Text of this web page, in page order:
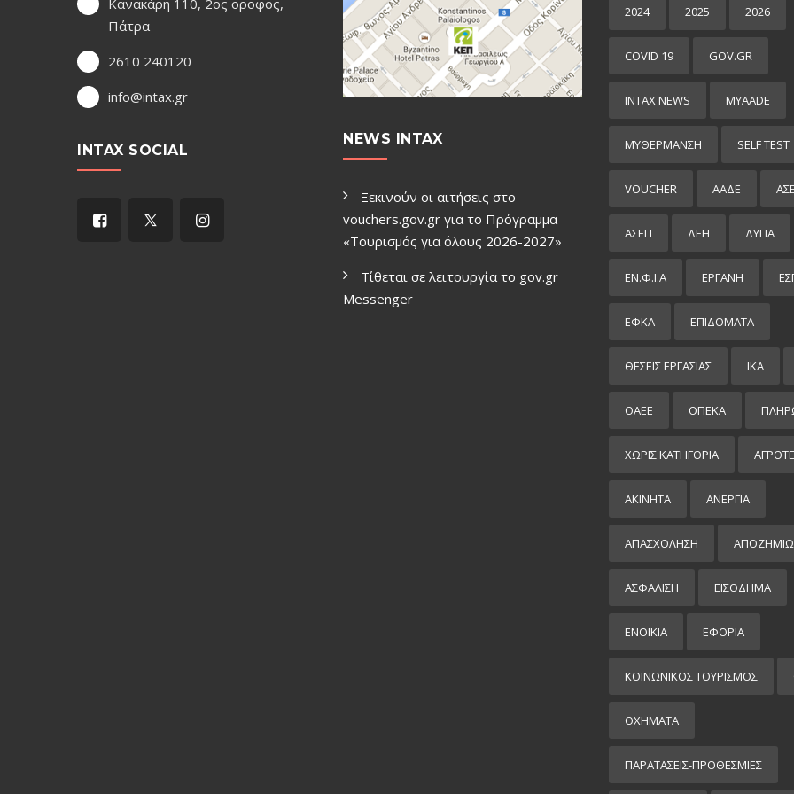
Πάτρα
2610 240120
info@intax.gr
INTAX SOCIAL
NEWS INTAX
Ξεκινούν οι αιτήσεις στο
vouchers.gov.gr για το Πρόγραμμα
«Τουρισμός για όλους 2026-2027»
Τίθεται σε λειτουργία το gov.gr
Μessenger
2024 2025 2026
COVID 19 GOV.GR
INTAX NEWS MYAADE
MYΘΈΡΜΑΝΣΗ SELF TEST
VOUCHER ΑΑΔΕ
ΑΣΕΠ ΔΕΗ ΔΥΠΑ
ΕΝ.Φ.Ι.Α ΕΡΓΑΝΗ
ΕΦΚΑ ΕΠΙΔΌΜΑΤΑ
ΘΕΣΕΙΣ ΕΡΓΑΣΙΑΣ ΙΚΑ
ΟΑΕΕ ΟΠΕΚΑ
ΧΩΡΊΣ ΚΑΤΗΓΟΡΊΑ
ΑΚΙΝΗΤΑ ΑΝΕΡΓΙΑ
ΑΠΑΣΧΟΛΗΣΗ
ΑΣΦΑΛΙΣΗ ΕΙΣΌΔΗΜΑ
ΕΝΟΙΚΙΑ ΕΦΟΡΙΑ
ΚΟΙΝΩΝΙΚΟΣ ΤΟΥΡΙΣΜΟΣ
ΟΧΗΜΑΤΑ
ΠΑΡΑΤΑΣΕΙΣ-ΠΡΟΘΕΣΜΙΕΣ